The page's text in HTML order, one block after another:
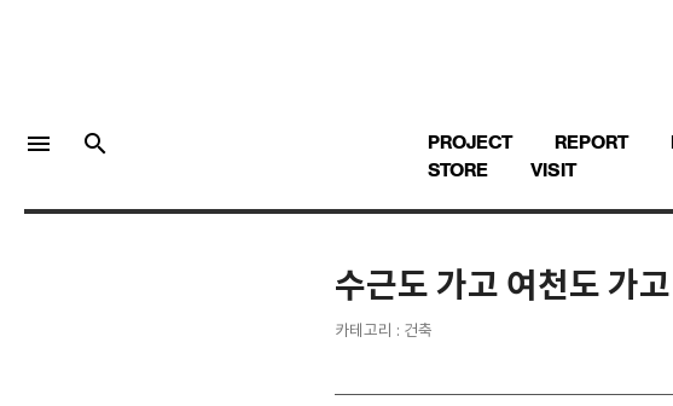
회원가입
menu search PROJECT REPORT
STORE
VISIT
수근도 가고 여천도 가고
카테고리 : 건축